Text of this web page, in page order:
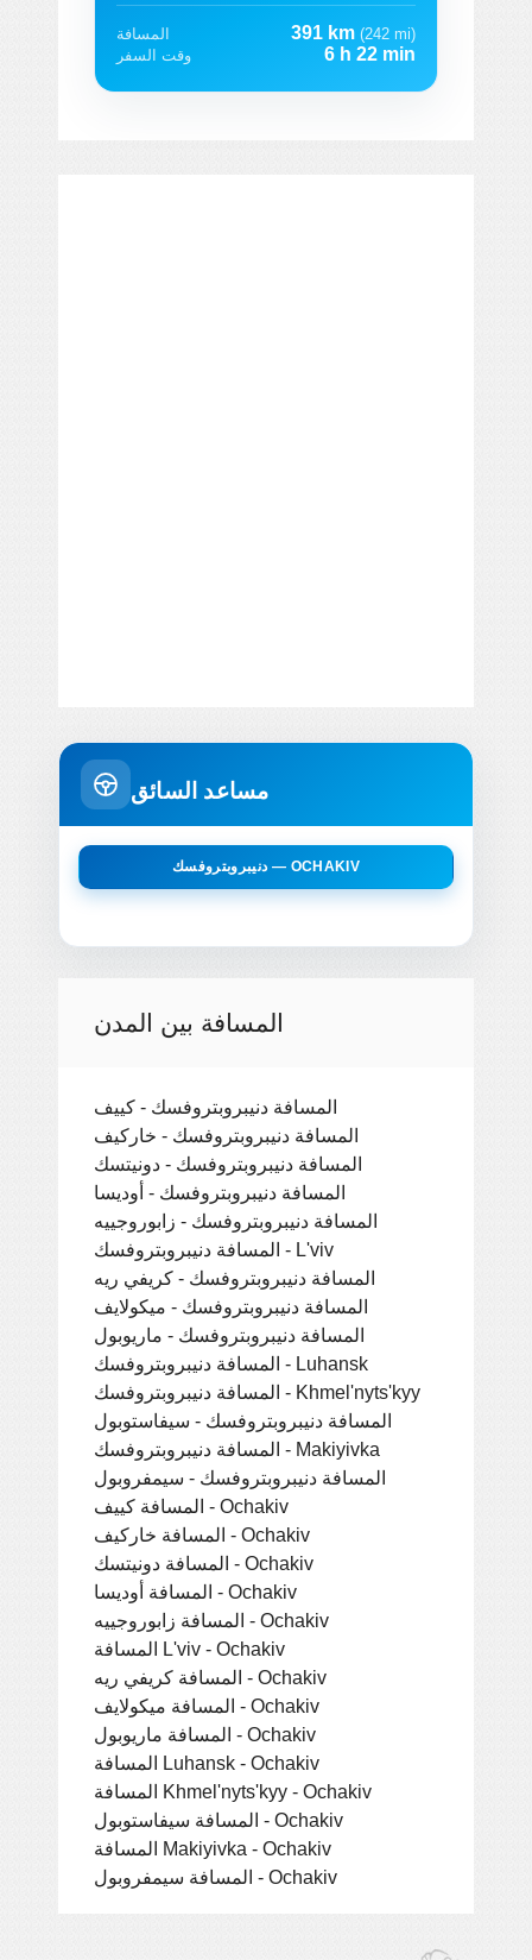
المسافة 391 km (242 mi)
وقت السفر
6 h 22 min
مساعد السائق
دنيبروبتروفسك — OCHAKIV
المسافة بين المدن
المسافة دنيبروبتروفسك - كييف
المسافة دنيبروبتروفسك - خاركيف
المسافة دنيبروبتروفسك - دونيتسك
المسافة دنيبروبتروفسك - أوديسا
المسافة دنيبروبتروفسك - زابوروجييه
المسافة دنيبروبتروفسك - L'viv
المسافة دنيبروبتروفسك - كريفي ريه
المسافة دنيبروبتروفسك - ميكولايف
المسافة دنيبروبتروفسك - ماريوبول
المسافة دنيبروبتروفسك - Luhansk
المسافة دنيبروبتروفسك - Khmel'nyts'kyy
المسافة دنيبروبتروفسك - سيفاستوبول
المسافة دنيبروبتروفسك - Makiyivka
المسافة دنيبروبتروفسك - سيمفروبول
المسافة كييف - Ochakiv
المسافة خاركيف - Ochakiv
المسافة دونيتسك - Ochakiv
المسافة أوديسا - Ochakiv
المسافة زابوروجييه - Ochakiv
المسافة L'viv - Ochakiv
المسافة كريفي ريه - Ochakiv
المسافة ميكولايف - Ochakiv
المسافة ماريوبول - Ochakiv
المسافة Luhansk - Ochakiv
المسافة Khmel'nyts'kyy - Ochakiv
المسافة سيفاستوبول - Ochakiv
المسافة Makiyivka - Ochakiv
المسافة سيمفروبول - Ochakiv